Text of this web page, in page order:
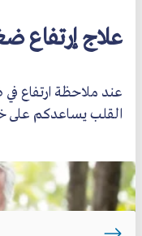
علاج إرتفاع
عند ملاحظة ارتفاع
القلب يساعدكم على